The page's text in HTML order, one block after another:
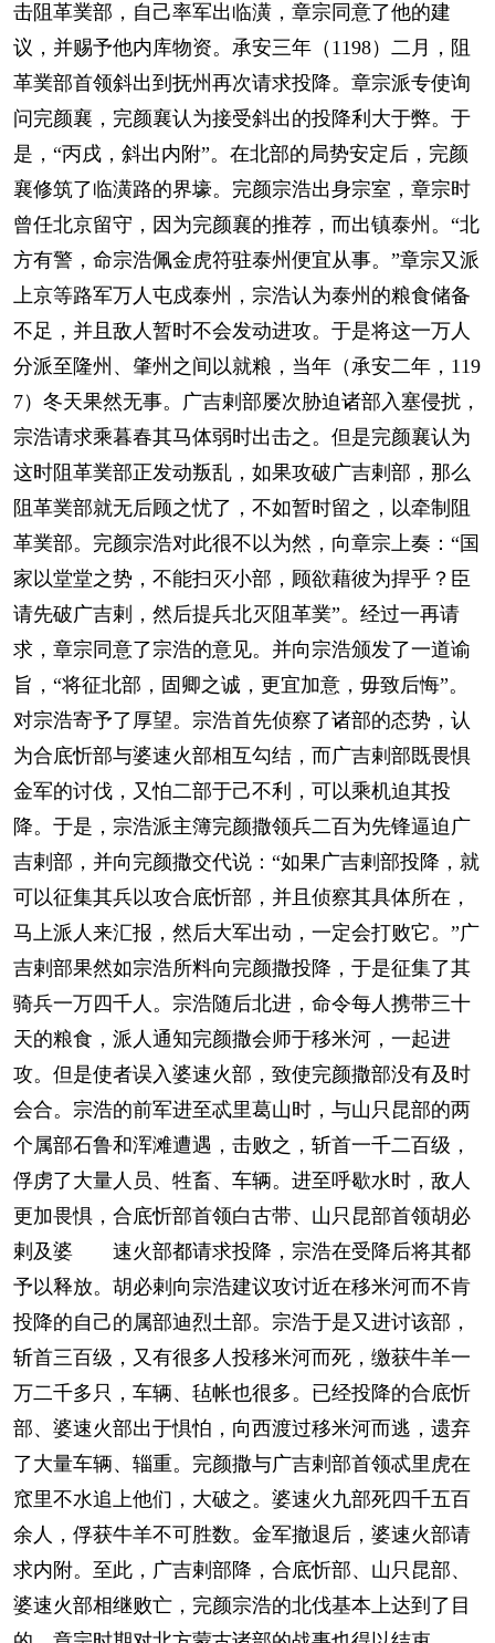
击阻革菐部，自己率军出临潢，章宗同意了他的建
议，并赐予他内库物资。承安三年（1198）二月，阻
革菐部首领斜出到抚州再次请求投降。章宗派专使询
问完颜襄，完颜襄认为接受斜出的投降利大于弊。于
是，“丙戌，斜出内附”。在北部的局势安定后，完颜
襄修筑了临潢路的界壕。完颜宗浩出身宗室，章宗时
曾任北京留守，因为完颜襄的推荐，而出镇泰州。“北
方有警，命宗浩佩金虎符驻泰州便宜从事。”章宗又派
上京等路军万人屯戍泰州，宗浩认为泰州的粮食储备
不足，并且敌人暂时不会发动进攻。于是将这一万人
分派至隆州、肇州之间以就粮，当年（承安二年，119
7）冬天果然无事。广吉剌部屡次胁迫诸部入塞侵扰，
宗浩请求乘暮春其马体弱时出击之。但是完颜襄认为
这时阻革菐部正发动叛乱，如果攻破广吉剌部，那么
阻革菐部就无后顾之忧了，不如暂时留之，以牵制阻
革菐部。完颜宗浩对此很不以为然，向章宗上奏：“国
家以堂堂之势，不能扫灭小部，顾欲藉彼为捍乎？臣
请先破广吉剌，然后提兵北灭阻革菐”。经过一再请
求，章宗同意了宗浩的意见。并向宗浩颁发了一道谕
旨，“将征北部，固卿之诚，更宜加意，毋致后悔”。
对宗浩寄予了厚望。宗浩首先侦察了诸部的态势，认
为合底忻部与婆速火部相互勾结，而广吉剌部既畏惧
金军的讨伐，又怕二部于己不利，可以乘机迫其投
降。于是，宗浩派主簿完颜撒领兵二百为先锋逼迫广
吉剌部，并向完颜撒交代说：“如果广吉剌部投降，就
可以征集其兵以攻合底忻部，并且侦察其具体所在，
马上派人来汇报，然后大军出动，一定会打败它。”广
吉剌部果然如宗浩所料向完颜撒投降，于是征集了其
骑兵一万四千人。宗浩随后北进，命令每人携带三十
天的粮食，派人通知完颜撒会师于移米河，一起进
攻。但是使者误入婆速火部，致使完颜撒部没有及时
会合。宗浩的前军进至忒里葛山时，与山只昆部的两
个属部石鲁和浑滩遭遇，击败之，斩首一千二百级，
俘虏了大量人员、牲畜、车辆。进至呼歇水时，敌人
更加畏惧，合底忻部首领白古带、山只昆部首领胡必
剌及婆 速火部都请求投降，宗浩在受降后将其都
予以释放。胡必剌向宗浩建议攻讨近在移米河而不肯
投降的自己的属部迪烈土部。宗浩于是又进讨该部，
斩首三百级，又有很多人投移米河而死，缴获牛羊一
万二千多只，车辆、毡帐也很多。已经投降的合底忻
部、婆速火部出于惧怕，向西渡过移米河而逃，遗弃
了大量车辆、辎重。完颜撒与广吉剌部首领忒里虎在
窊里不水追上他们，大破之。婆速火九部死四千五百
余人，俘获牛羊不可胜数。金军撤退后，婆速火部请
求内附。至此，广吉剌部降，合底忻部、山只昆部、
婆速火部相继败亡，完颜宗浩的北伐基本上达到了目